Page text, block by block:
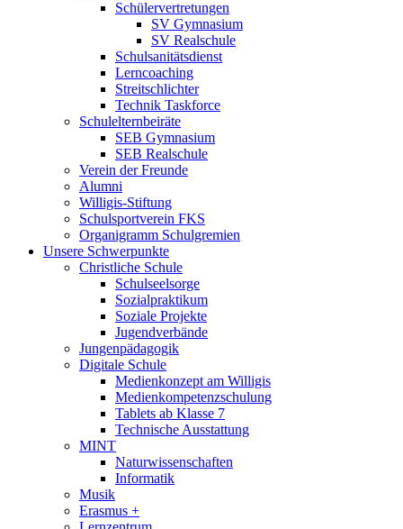
Schülervertretungen
SV Gymnasium
SV Realschule
Schulsanitätsdienst
Lerncoaching
Streitschlichter
Technik Taskforce
Schulelternbeiräte
SEB Gymnasium
SEB Realschule
Verein der Freunde
Alumni
Willigis-Stiftung
Schulsportverein FKS
Organigramm Schulgremien
Unsere Schwerpunkte
Christliche Schule
Schulseelsorge
Sozialpraktikum
Soziale Projekte
Jugendverbände
Jungenpädagogik
Digitale Schule
Medienkonzept am Willigis
Medienkompetenzschulung
Tablets ab Klasse 7
Technische Ausstattung
MINT
Naturwissenschaften
Informatik
Musik
Erasmus +